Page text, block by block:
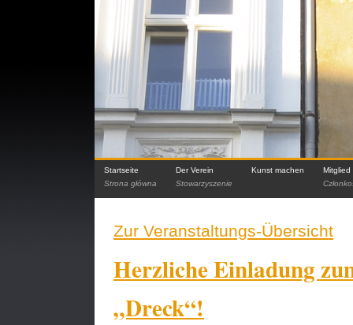
Startseite
Strona główna
Der Verein
Stowarzyszenie
Kunst machen
Mitglied
Zur Veranstaltungs-Übersicht
Herzliche Einladung
„Dreck“!